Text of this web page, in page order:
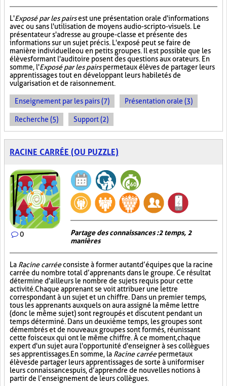
L'Exposé par les pairsest une présentation orale d'informations
avec ou sans l'utilisation de moyens audio-scripto-visuels. Le
présentateur s'adresse au groupe-classe et présente des
informations sur un sujet précis. L'exposé peut se faire de
manière individuelle ou en petits groupes. Il est possible que les
élèves formant l'auditoire posent des questions aux orateurs. En
somme, l'Exposé par les pairspermet aux élèves de partager leurs
apprentissages tout en développant leurs habiletés de
vulgarisation et de raisonnement.
Enseignement par les pairs (7) Présentation orale (3)
Recherche (5) Support (2)
RACINE CARRÉE (OU PUZZLE)
0
Partage des connaissances : 2 temps, 2
manières
La Racine carréeconsiste à former autant d’équipes que la racine
carrée du nombre total d’apprenants dans le groupe. Ce résultat
détermine d'ailleurs le nombre de sujets requis pour cette
activité. Chaque apprenant se voit attribuer une lettre
correspondant à un sujet et un chiffre. Dans un premier temps,
tous les apprenants auxquels on aura assigné la même lettre
(donc le même sujet) sont regroupés et discutent pendant un
temps déterminé. Dans un deuxième temps, les groupes sont
démembrés et de nouveaux groupes sont formés, réunissant
cette fois ceux qui ont le même chiffre. À ce moment, chaque
expert d'un sujet aura l'opportunité d'enseigner à ses collègues
ses apprentissages. En somme, la Racine carréepermet aux
élèves de partager leurs apprentissages de sorte à uniformiser
leurs connaissances puis, d’apprendre de nouvelles notions à
partir de l’enseignement de leurs collègues.